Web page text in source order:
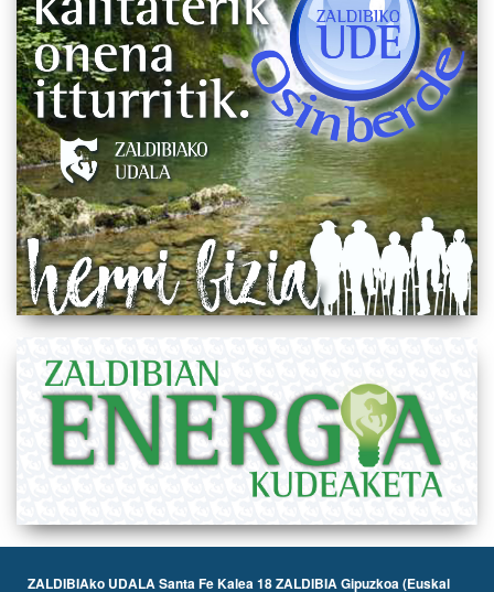
ZALDIBIAko UDALA Santa Fe Kalea 18 ZALDIBIA Gipuzkoa (Euskal